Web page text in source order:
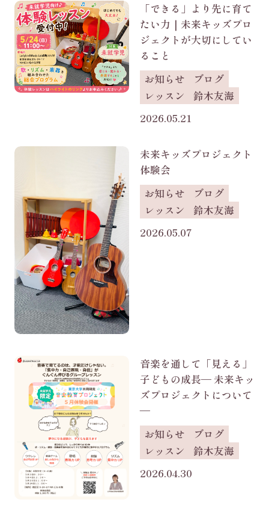
「できる」より先に育て
たい力｜未来キッズプロ
ジェクトが大切にしてい
ること
お知らせ
ブログ
レッスン
鈴木友海
2026.05.21
未来キッズプロジェクト
体験会
お知らせ
ブログ
レッスン
鈴木友海
2026.05.07
音楽を通して「見える」
子どもの成長― 未来キッ
ズプロジェクトについて
―
お知らせ
ブログ
レッスン
鈴木友海
2026.04.30